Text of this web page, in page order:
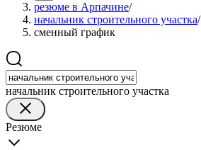
резюме в Арпачине/
начальник строительного участка/
сменный график
начальник строительного участка
Резюме